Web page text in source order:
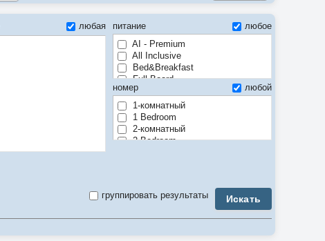
любая
питание
любое
AI - Premium
All Inclusive
Bed&Breakfast
Full Board
Half Board
Soft All Inclusive
номер
любой
1-комнатный
1 Bedroom
2-комнатный
2 Bedroom
5-комнатный
7 Bedroom
Искать
группировать результаты